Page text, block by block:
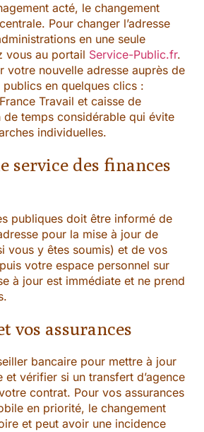
acté, le changement
Pour changer l’adresse
en une seule
vous au portail Service-Public.fr.
votre nouvelle adresse auprès de
en quelques clics :
Travail et caisse de
de temps considérable qui évite
individuelles.
service des finances
publiques doit être informé de
pour la mise à jour de
vous y êtes soumis) et de vos
votre espace personnel sur
à jour est immédiate et ne prend
vos assurances
bancaire pour mettre à jour
vérifier si un transfert d’agence
contrat. Pour vos assurances
en priorité, le changement
et peut avoir une incidence